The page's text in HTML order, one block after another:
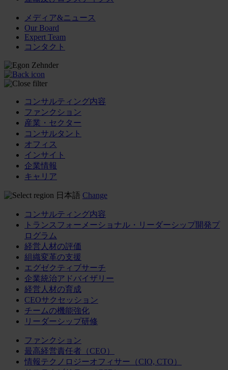
メディア&ニュース
Our Board
Expert Team
コンタクト
コンサルティング内容
ファンクション
産業・セクター
コンサルタント
オフィス
インサイト
企業情報
キャリア
日本語 Change
コンサルティング内容
トランスフォーメーショナル・リーダーシップ開発プ
ログラム
経営人材の評価
組織変革の支援
エグゼクティブサーチ
企業統治アドバイザリー
経営人材の育成
CEOサクセッション
チームの機能強化
リーダーシップ研修
ファンクション
最高経営責任者（CEO）
情報テクノロジーオフィサー（CIO, CTO）